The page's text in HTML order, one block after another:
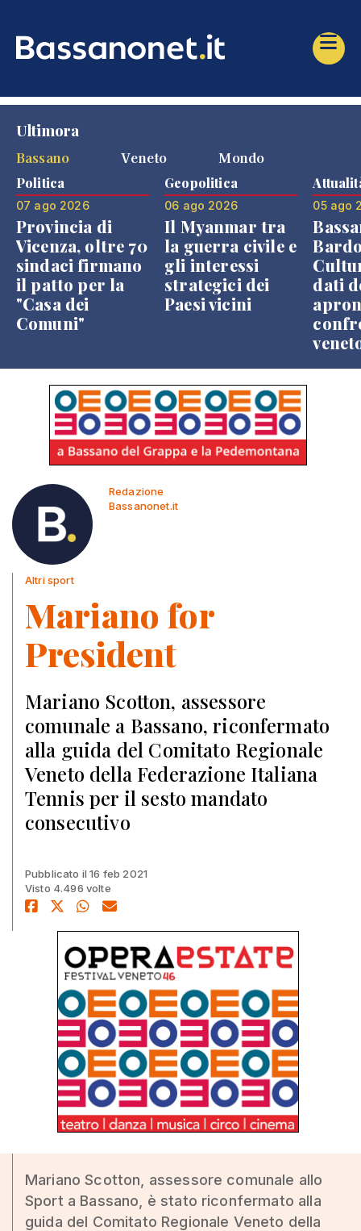
Ultimora
Bassano
Veneto Mondo
Politica
07 ago 2026
Provincia di
Vicenza, oltre 70
sindaci firmano
il patto per la
"Casa dei
Comuni"
Geopolitica
06 ago 2026
Il Myanmar tra
la guerra civile e
gli interessi
strategici dei
Paesi vicini
05 ago
dati
Redazione
Bassanonet.it
Altri sport
Mariano for
President
Mariano Scotton, assessore
comunale a Bassano, riconfermato
alla guida del Comitato Regionale
Veneto della Federazione Italiana
Tennis per il sesto mandato
consecutivo
Pubblicato il 16 feb 2021
Visto 4.496 volte
Mariano Scotton, assessore comunale allo
Sport a Bassano, è stato riconfermato alla
guida del Comitato Regionale Veneto della